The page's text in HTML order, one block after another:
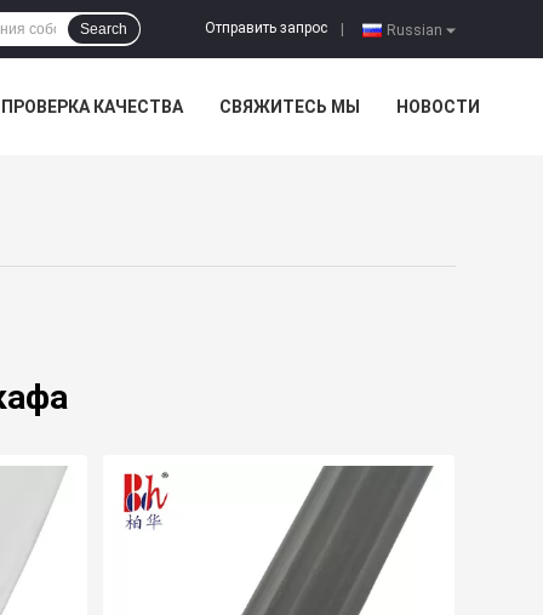
Russian
Отправить запрос
Search
ПРОВЕРКА КАЧЕСТВА СВЯЖИТЕСЬ МЫ НОВОСТИ